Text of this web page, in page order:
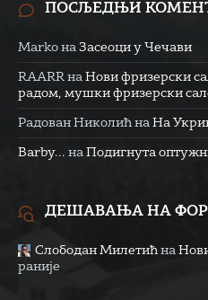
ПОСЉЕДЊИ
Marko на Засеоци у Чечави
RAARR на Нови фризерски
радом, мушки фризерски
Радован Николић на На
Barby... на Подигнута
ДЕШАВАЊА НА
Слободан Милетић на
раније